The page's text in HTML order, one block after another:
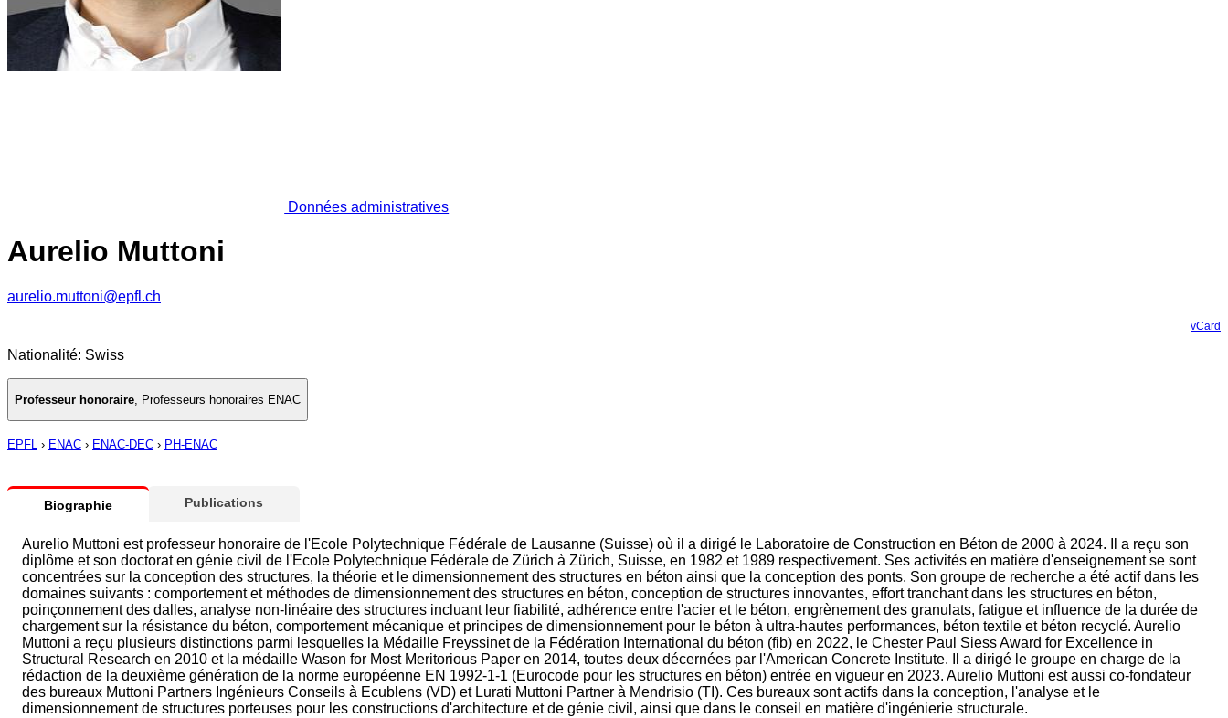
Données administratives
Aurelio Muttoni
aurelio.muttoni@epfl.ch
vCard
Nationalité: Swiss
Professeur honoraire, Professeurs honoraires ENAC
EPFL › ENAC › ENAC-DEC › PH-ENAC
Biographie Publications
Aurelio Muttoni est professeur honoraire de l'Ecole Polytechnique Fédérale de Lausanne (Suisse) où il a dirigé le Laboratoire de Construction en Béton de 2000 à 2024. Il a reçu son
diplôme et son doctorat en génie civil de l'Ecole Polytechnique Fédérale de Zürich à Zürich, Suisse, en 1982 et 1989 respectivement. Ses activités en matière d'enseignement se sont
concentrées sur la conception des structures, la théorie et le dimensionnement des structures en béton ainsi que la conception des ponts. Son groupe de recherche a été actif dans les
domaines suivants : comportement et méthodes de dimensionnement des structures en béton, conception de structures innovantes, effort tranchant dans les structures en béton,
poinçonnement des dalles, analyse non-linéaire des structures incluant leur fiabilité, adhérence entre l'acier et le béton, engrènement des granulats, fatigue et influence de la durée de
chargement sur la résistance du béton, comportement mécanique et principes de dimensionnement pour le béton à ultra-hautes performances, béton textile et béton recyclé. Aurelio
Muttoni a reçu plusieurs distinctions parmi lesquelles la Médaille Freyssinet de la Fédération International du béton (fib) en 2022, le Chester Paul Siess Award for Excellence in
Structural Research en 2010 et la médaille Wason for Most Meritorious Paper en 2014, toutes deux décernées par l'American Concrete Institute. Il a dirigé le groupe en charge de la
rédaction de la deuxième génération de la norme européenne EN 1992-1-1 (Eurocode pour les structures en béton) entrée en vigueur en 2023. Aurelio Muttoni est aussi co-fondateur
des bureaux Muttoni Partners Ingénieurs Conseils à Ecublens (VD) et Lurati Muttoni Partner à Mendrisio (TI). Ces bureaux sont actifs dans la conception, l'analyse et le
dimensionnement de structures porteuses pour les constructions d'architecture et de génie civil, ainsi que dans le conseil en matière d'ingénierie structurale.